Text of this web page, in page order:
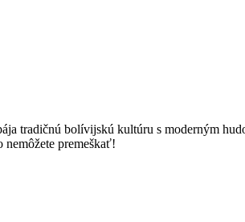
tradičnú bolívijskú kultúru s moderným
nemôžete premeškať!